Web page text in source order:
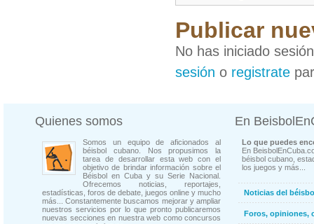
Publicar
No has iniciado
sesión o registrate
Quienes somos
Somos un equipo de aficionados al
béisbol cubano. Nos propusimos la
tarea de desarrollar esta web con el
objetivo de brindar información sobre el
Béisbol en Cuba y su Serie Nacional.
Ofrecemos noticias, reportajes,
estadísticas, foros de debate, juegos online y mucho
más... Constantemente buscamos mejorar y ampliar
nuestros servicios por lo que pronto publicaremos
nuevas secciones en nuestra web como concursos
En
Lo que puedes
En
béisbol cubano,
los juegos y más...
Noticias del
Foros, opiniones,